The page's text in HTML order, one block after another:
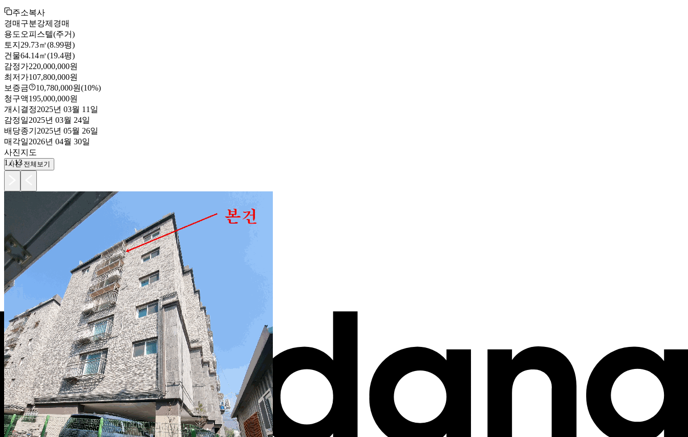
주소복사
경매구분강제경매
용도 오피스텔(주거)
토지 29.73㎡(8.99평)
건물64.14㎡(19.4평)
감정가220,000,000원
최저가107,800,000원
보증금
10,780,000원(10%)
청구액195,000,000원
개시결정2025년 03월 11일
감정일2025년 03월 24일
배당종기 2025년 05월 26일
매각일2026년 04월 30일
사진지도
1 /13
사진 전체보기